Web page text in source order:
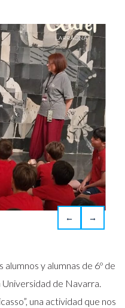
← →
y alumnas de 6º de
de Navarra.
una actividad que nos